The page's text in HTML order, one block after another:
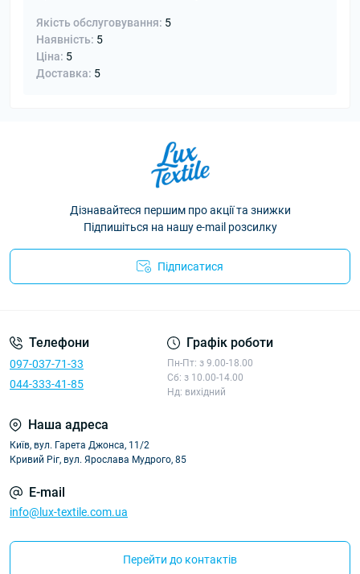
Якість обслуговування: 5
Наявність: 5
Ціна: 5
Доставка: 5
Дізнавайтеся першим про акції та знижки
Підпишіться на нашу e-mail розсилку
Підписатися
Телефони
097-037-71-33
044-333-41-85
Графік роботи
Пн-Пт: з 9.00-18.00
Сб: з 10.00-14.00
Нд: вихідний
Наша адреса
Київ, вул. Гарета Джонса, 11/2
Кривий Ріг, вул. Ярослава Мудрого, 85
E-mail
info@lux-textile.com.ua
Перейти до контактів